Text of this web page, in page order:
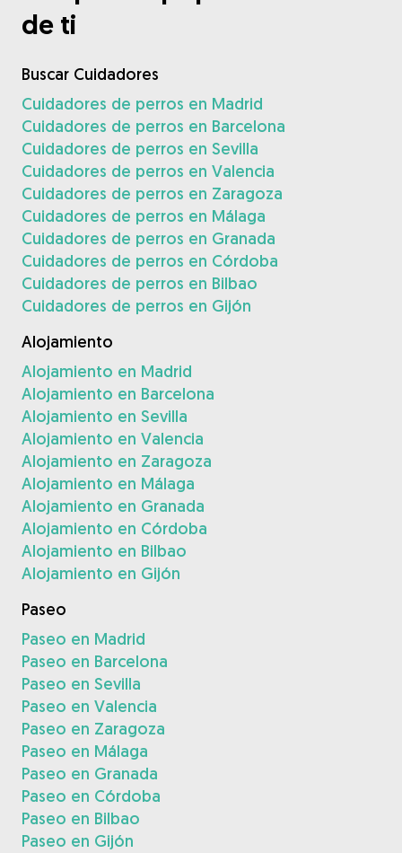
de ti
Buscar Cuidadores
Cuidadores de perros en Madrid
Cuidadores de perros en Barcelona
Cuidadores de perros en Sevilla
Cuidadores de perros en Valencia
Cuidadores de perros en Zaragoza
Cuidadores de perros en Málaga
Cuidadores de perros en Granada
Cuidadores de perros en Córdoba
Cuidadores de perros en Bilbao
Cuidadores de perros en Gijón
Alojamiento
Alojamiento en Madrid
Alojamiento en Barcelona
Alojamiento en Sevilla
Alojamiento en Valencia
Alojamiento en Zaragoza
Alojamiento en Málaga
Alojamiento en Granada
Alojamiento en Córdoba
Alojamiento en Bilbao
Alojamiento en Gijón
Paseo
Paseo en Madrid
Paseo en Barcelona
Paseo en Sevilla
Paseo en Valencia
Paseo en Zaragoza
Paseo en Málaga
Paseo en Granada
Paseo en Córdoba
Paseo en Bilbao
Paseo en Gijón